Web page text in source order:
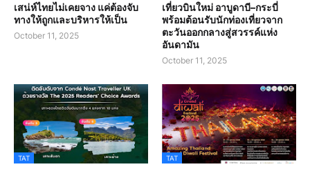
เสน่ห์ไทยไม่เคยจาง แค่ต้องจับ
ทางให้ถูกและบริหารให้เป็น
October 11, 2025
เที่ยวบินใหม่ อาบูดาบี–กระบี่
พร้อมต้อนรับนักท่องเที่ยวจาก
ตะวันออกกลางสู่สวรรค์แห่ง
อันดามัน
October 11, 2025
TAT TAT